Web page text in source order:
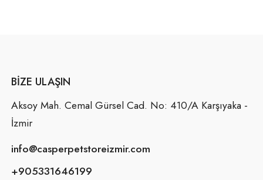
BIZE ULAŞIN
Aksoy Mah. Cemal Gürsel Cad. No: 410/A Karşıyaka -
İzmir
info@casperpetstoreizmir.com
+905331646199